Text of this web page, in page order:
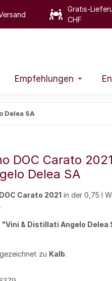
Gratis-
CHF
Empfehlungen
Delea SA
DOC Carato
Delea SA
Carato 2021 in der 0,75 l
.
"Vini & Distillati Angelo Delea
zu Kalb.